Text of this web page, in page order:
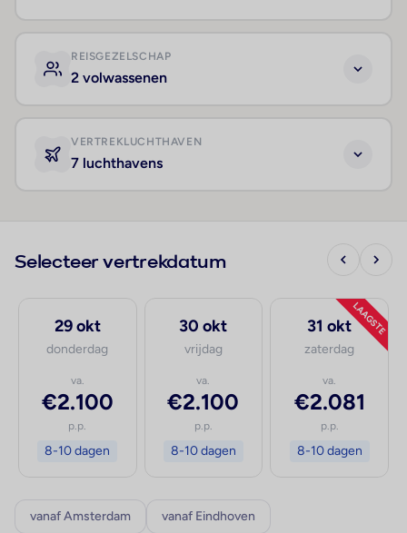
REISGEZELSCHAP
2 volwassenen
VERTREKLUCHTHAVEN
7 luchthavens
Selecteer vertrekdatum
29 okt
donderdag
va.
€2.100
p.p.
8-10 dagen
30 okt
vrijdag
va.
€2.100
p.p.
8-10 dagen
LAAGSTE
31 okt
zaterdag
va.
€2.081
p.p.
8-10 dagen
vanaf Amsterdam vanaf Eindhoven